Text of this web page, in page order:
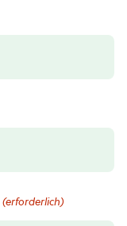
(erforderlich)